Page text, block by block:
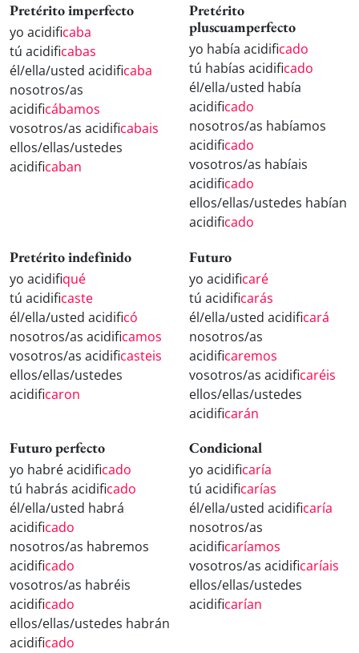
Pretérito imperfecto
yo acidificaba
tú acidificabas
él/ella/usted acidificaba
nosotros/as
acidificábamos
vosotros/as acidificabais
ellos/ellas/ustedes
acidificaban
Pretérito
pluscuamperfecto
yo había acidificado
tú habías acidificado
él/ella/usted había
acidificado
nosotros/as habíamos
acidificado
vosotros/as habíais
acidificado
ellos/ellas/ustedes habían
acidificado
Pretérito indefinido
yo acidifiqué
tú acidificaste
él/ella/usted acidificó
nosotros/as acidificamos
vosotros/as acidificasteis
ellos/ellas/ustedes
acidificaron
Futuro
yo acidificaré
tú acidificarás
él/ella/usted acidificará
nosotros/as
acidificaremos
vosotros/as acidificaréis
ellos/ellas/ustedes
acidificarán
Futuro perfecto
yo habré acidificado
tú habrás acidificado
él/ella/usted habrá
acidificado
nosotros/as habremos
acidificado
vosotros/as habréis
acidificado
ellos/ellas/ustedes habrán
acidificado
Condicional
yo acidificaría
tú acidificarías
él/ella/usted acidificaría
nosotros/as
acidificaríamos
vosotros/as acidificaríais
ellos/ellas/ustedes
acidificarían